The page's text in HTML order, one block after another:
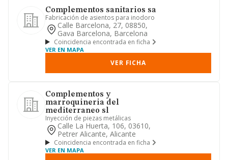
Complementos sanitarios sa
Fabricación de asientos para inodoro
Calle Barcelona, 27, 08850,
Gava Barcelona, Barcelona
Coincidencia encontrada en ficha
VER EN MAPA
VER FICHA
Complementos y
marroquineria del
mediterraneo sl
Inyección de piezas metálicas
Calle La Huerta, 106, 03610,
Petrer Alicante, Alicante
Coincidencia encontrada en ficha
VER EN MAPA